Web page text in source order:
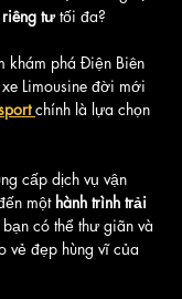
tư tối đa?
khám phá Điện Biên
Limousine đời mới
chính là lựa chọn
cấp dịch vụ vận
một hành trình trải
có thể thư giãn và
vẻ đẹp hùng vĩ của